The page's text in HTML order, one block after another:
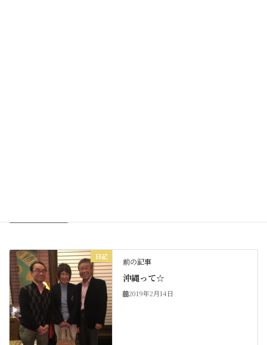
日記
前の記事
沖縄って☆
2019年2月14日